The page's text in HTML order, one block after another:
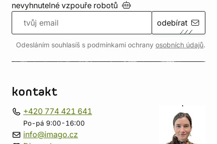
nevyhnutelné vzpouře robotů
odebírat
Odesláním souhlasíš s podmínkami ochrany osobních údajů.
kontakt
+420 774 421 641
Po-pá 9:00-16:00
info@imago.cz